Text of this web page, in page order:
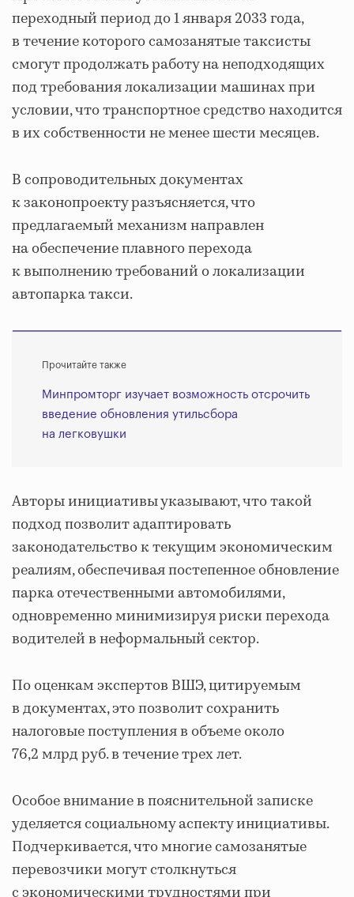
переходный период до 1 января 2033 года,
в течение которого самозанятые таксисты
смогут продолжать работу на неподходящих
под требования локализации машинах при
условии, что транспортное средство находится
в их собственности не менее шести месяцев.
В сопроводительных документах
к законопроекту разъясняется, что
предлагаемый механизм направлен
на обеспечение плавного перехода
к выполнению требований о локализации
автопарка такси.
Прочитайте также
Минпромторг изучает возможность отсрочить
введение обновления утильсбора
на легковушки
Авторы инициативы указывают, что такой
подход позволит адаптировать
законодательство к текущим экономическим
реалиям, обеспечивая постепенное обновление
парка отечественными автомобилями,
одновременно минимизируя риски перехода
водителей в неформальный сектор.
По оценкам экспертов ВШЭ, цитируемым
в документах, это позволит сохранить
налоговые поступления в объеме около
76,2 млрд руб. в течение трех лет.
Особое внимание в пояснительной записке
уделяется социальному аспекту инициативы.
Подчеркивается, что многие самозанятые
перевозчики могут столкнуться
с экономическими трудностями при